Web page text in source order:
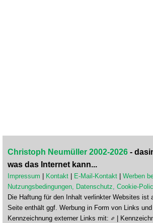
Christoph Neumüller 2002-2026 -
was das Internet kann...
Impressum Kontakt E-Mail-Kontakt Werben
Nutzungsbedingungen, Datenschutz, Cookie-
Die Haftung für den Inhalt verlinkter Websites ist
Seite enthält ggf. Werbung in Form von Links und
Kennzeichnung externer Links mit:
|